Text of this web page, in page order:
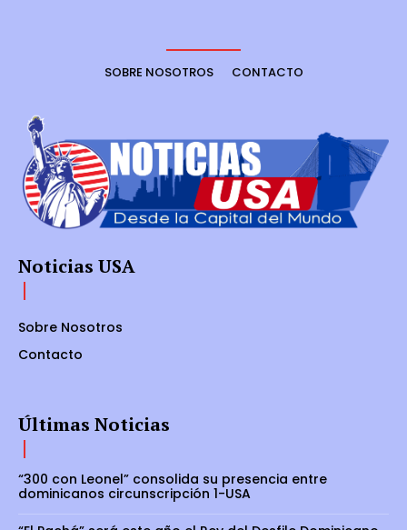
SOBRE NOSOTROS CONTACTO
Noticias USA
Sobre Nosotros
Contacto
Últimas Noticias
“300 con Leonel” consolida su presencia entre
dominicanos circunscripción 1-USA